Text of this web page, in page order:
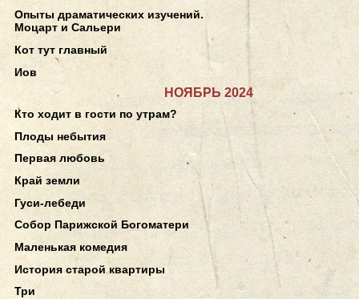
Опыты драматических изучений.
Моцарт и Сальери
Кот тут главный
Иов
НОЯБРЬ 2024
Кто ходит в гости по утрам?
Плоды небытия
Первая любовь
Край земли
Гуси-лебеди
Собор Парижской Богоматери
Маленькая комедия
История старой квартиры
Три